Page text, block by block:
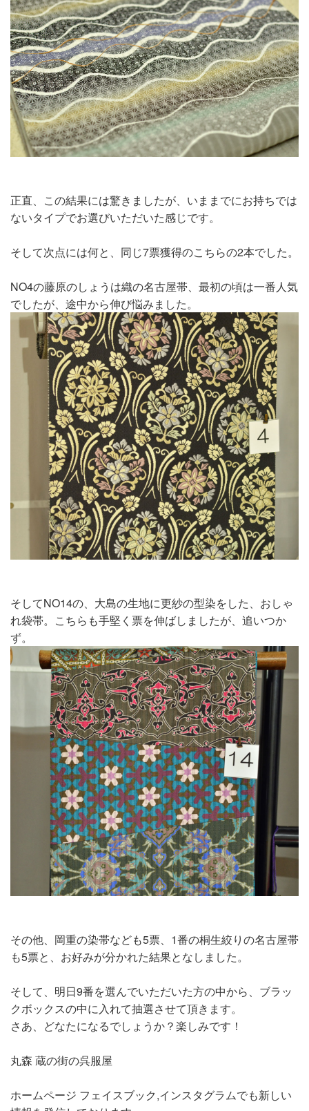
正直、この結果には驚きましたが、いままでにお持ちでは
ないタイプでお選びいただいた感じです。
そして次点には何と、同じ7票獲得のこちらの2本でした。
NO4の藤原のしょうは織の名古屋帯、最初の頃は一番人気
でしたが、途中から伸び悩みました。
そしてNO14の、大島の生地に更紗の型染をした、おしゃ
れ袋帯。こちらも手堅く票を伸ばしましたが、追いつか
ず。
その他、岡重の染帯なども5票、1番の桐生絞りの名古屋帯
も5票と、お好みが分かれた結果となしました。
そして、明日9番を選んでいただいた方の中から、ブラッ
クボックスの中に入れて抽選させて頂きます。
さあ、どなたになるでしょうか？楽しみです！
丸森 蔵の街の呉服屋
ホームページ フェイスブック,インスタグラムでも新しい